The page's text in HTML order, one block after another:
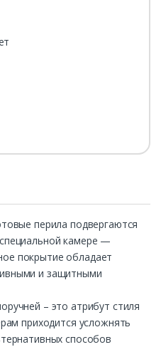
перила подвергаются
камере —
покрытие обладает
и защитными
– это атрибут стиля
приходится усложнять
способов